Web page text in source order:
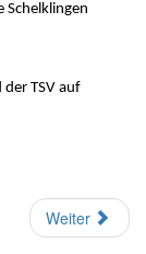
Schelklingen
TSV auf
Weiter